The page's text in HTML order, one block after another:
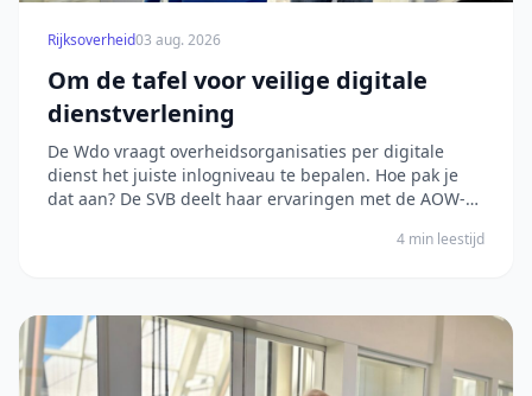
Rijksoverheid03 aug. 2026
Om de tafel voor veilige digitale
dienstverlening
De Wdo vraagt overheidsorganisaties per digitale
dienst het juiste inlogniveau te bepalen. Hoe pak je
dat aan? De SVB deelt haar ervaringen met de AOW-
dienstverlening verscheen eerst op Digitale Overheid.
4 min leestijd